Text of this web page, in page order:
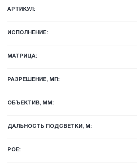
АРТИКУЛ:
ИСПОЛНЕНИЕ:
МАТРИЦА:
РАЗРЕШЕНИЕ, МП:
ОБЪЕКТИВ, ММ:
ДАЛЬНОСТЬ ПОДСВЕТКИ, М:
POE: